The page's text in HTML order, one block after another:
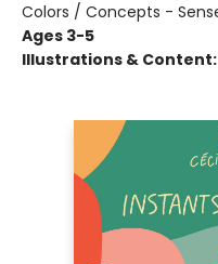
Colors / Concepts -
Ages 3-5
Illustrations & Content: